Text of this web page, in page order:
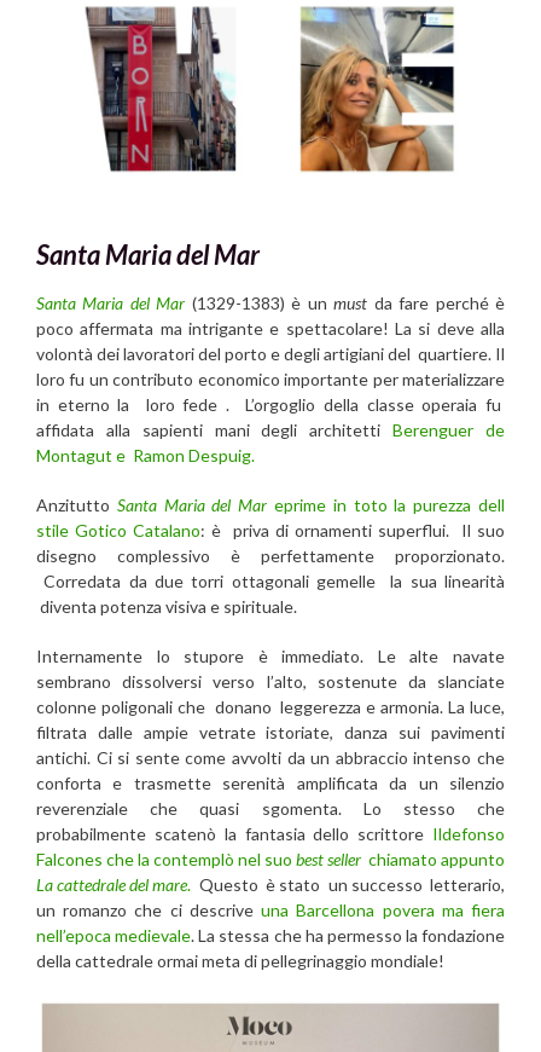
Santa Maria del Mar
Santa Maria del Mar (1329-1383) è unmust da fare perché è
poco affermata ma intrigante e spettacolare! La si deve alla
volontà dei lavoratori del porto e degli artigiani del quartiere. Il
loro fu un contributo economico importante per materializzare
in eterno la loro fede . L’orgoglio della classe operaia fu
affidata alla sapienti mani degli architettiBerenguer de
Montagut e Ramon Despuig.
Anzitutto Santa Maria del Mar eprime in toto la purezza dell
stile Gotico Catalano: è priva di ornamenti superflui. Il suo
disegno complessivo è perfettamente proporzionato.
Corredata da due torri ottagonali gemelle la sua linearità
diventa potenza visiva e spirituale.
Internamente lo stupore è immediato. Le alte navate
sembrano dissolversi verso l’alto, sostenute da slanciate
colonne poligonali che donano leggerezza e armonia. La luce,
filtrata dalle ampie vetrate istoriate, danza sui pavimenti
antichi. Ci si sente come avvolti da un abbraccio intenso che
conforta e trasmette serenità amplificata da un silenzio
reverenziale che quasi sgomenta. Lo stesso che
probabilmente scatenò la fantasia dello scrittore Ildefonso
Falcones che la contemplò nel suo best seller chiamato appunto
La cattedrale del mare. Questo è stato un successo letterario,
un romanzo che ci descriveuna Barcellona povera ma fiera
nell’epoca medievale. La stessa che ha permesso la fondazione
della cattedrale ormai meta di pellegrinaggio mondiale!